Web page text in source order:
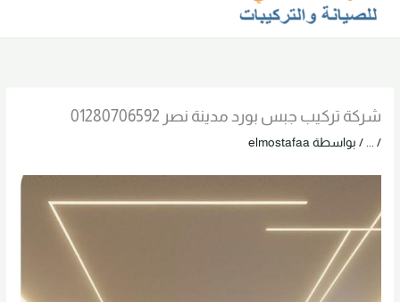
شركة تركيب جبس بورد مدينة نصر 01280706592
/ / بواسطة elmostafaa